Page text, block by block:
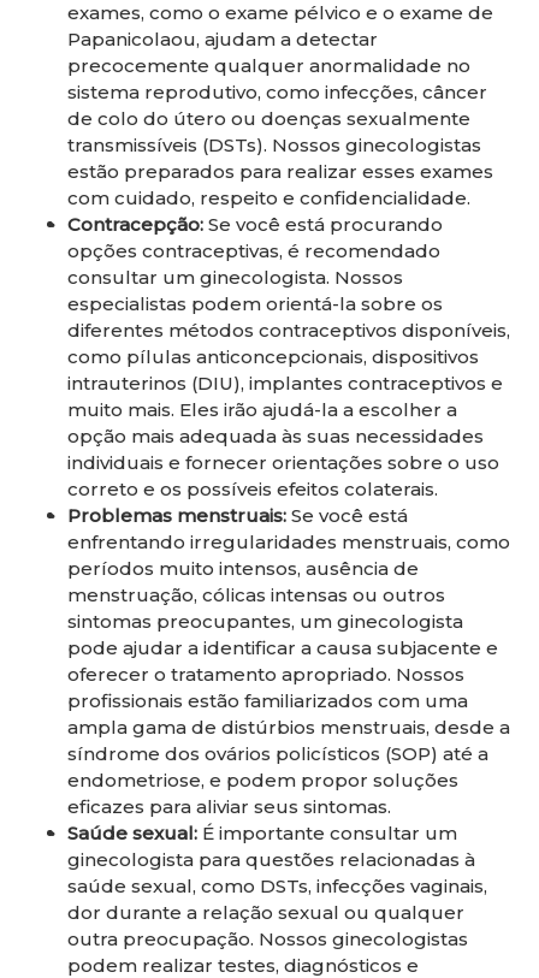
exames, como o exame pélvico e o exame de
Papanicolaou, ajudam a detectar
precocemente qualquer anormalidade no
sistema reprodutivo, como infecções, câncer
de colo do útero ou doenças sexualmente
transmissíveis (DSTs). Nossos ginecologistas
estão preparados para realizar esses exames
com cuidado, respeito e confidencialidade.
Contracepção: Se você está procurando
opções contraceptivas, é recomendado
consultar um ginecologista. Nossos
especialistas podem orientá-la sobre os
diferentes métodos contraceptivos disponíveis,
como pílulas anticoncepcionais, dispositivos
intrauterinos (DIU), implantes contraceptivos e
muito mais. Eles irão ajudá-la a escolher a
opção mais adequada às suas necessidades
individuais e fornecer orientações sobre o uso
correto e os possíveis efeitos colaterais.
Problemas menstruais: Se você está
enfrentando irregularidades menstruais, como
períodos muito intensos, ausência de
menstruação, cólicas intensas ou outros
sintomas preocupantes, um ginecologista
pode ajudar a identificar a causa subjacente e
oferecer o tratamento apropriado. Nossos
profissionais estão familiarizados com uma
ampla gama de distúrbios menstruais, desde a
síndrome dos ovários policísticos (SOP) até a
endometriose, e podem propor soluções
eficazes para aliviar seus sintomas.
Saúde sexual: É importante consultar um
ginecologista para questões relacionadas à
saúde sexual, como DSTs, infecções vaginais,
dor durante a relação sexual ou qualquer
outra preocupação. Nossos ginecologistas
podem realizar testes, diagnósticos e